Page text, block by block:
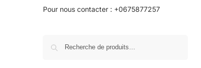
Pour nous contacter : +0675877257